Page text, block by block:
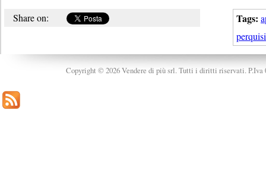
Tags:
Share on:
Copyright © 2026 Vendere di più srl. Tutti i diritti riservati. P.Iva